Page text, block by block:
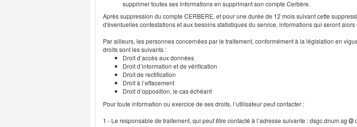
supprimer toutes ses informations en supprimant son compte Cerbère.
Après suppression du compte CERBERE, et pour une durée de 12 mois suivant cette
d'éventuelles contestations et aux besoins statistiques du service, informations qui seront
Par ailleurs, les personnes concernées par le traitement, conformément à la législation en
droits sont les suivants :
Droit d’accès aux données
Droit d’information et de vérification
Droit de rectification
Droit à l’effacement
Droit d’opposition, le cas échéant
Pour toute information ou exercice de ses droits, l’utilisateur peut contacter :
1 - Le responsable de traitement, qui peut être contacté à l’adresse suivante : dsgc.dnum.sg